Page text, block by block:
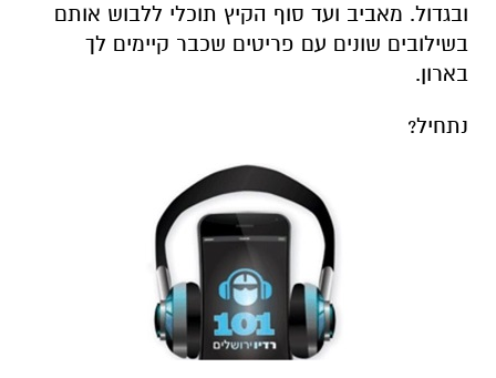
ובגדול. מאביב ועד סוף הקיץ תוכלי ללבוש אותם
בשילובים שונים עם פריטים שכבר קיימים לך
בארון.
נתחיל?